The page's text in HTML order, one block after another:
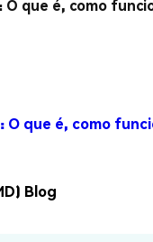
O que é, como
O que é, como
Blog